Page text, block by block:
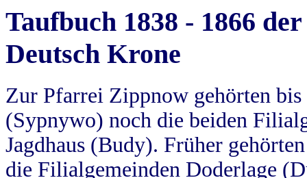
Taufbuch 1838 - 1866
Deutsch Krone
Zur Pfarrei Zippnow gehörten
(Sypnywo) noch die beiden
Jagdhaus (Budy). Früher
die Filialgemeinden Doderlage